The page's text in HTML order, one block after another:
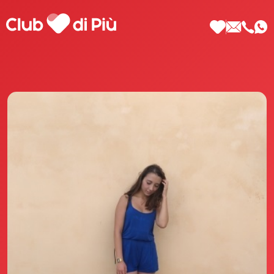
La fondatrice Valeria Pilla
Annunci Donne
Agenzia matrimoniale Club di Più